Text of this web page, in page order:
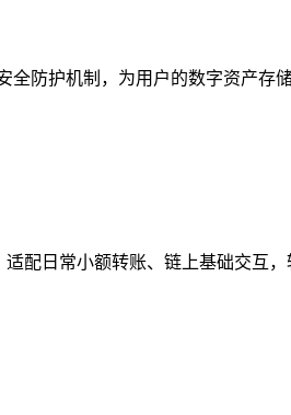
全防护机制，为用户的数字资产存
配日常小额转账、链上基础交互